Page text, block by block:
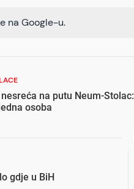
na Google-u.
na putu Neum-Stolac:
osoba
gdje u BiH